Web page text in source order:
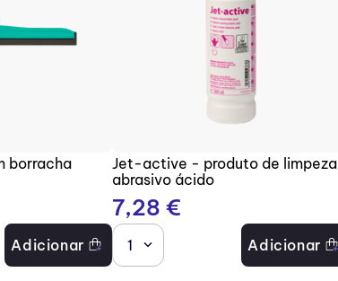
borracha
Adicionar
Jet-active - produto de limpeza
abrasivo ácido
7,28 €
1 Adicionar